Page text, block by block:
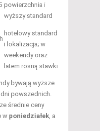
powierzchnia i
wyższy standard
hotelowy standard
i lokalizacja; w
weekendy oraz
latem rosną stawki
bywają wyższe
powszednich.
średnie ceny
w poniedziałek , a